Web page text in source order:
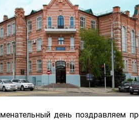
день поздравляем